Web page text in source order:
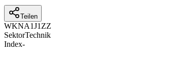
Teilen
WKNA1J1ZZ
SektorTechnik
Index-